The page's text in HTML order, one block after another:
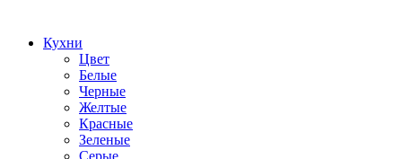
Кухни
Цвет
Белые
Черные
Желтые
Красные
Зеленые
Серые